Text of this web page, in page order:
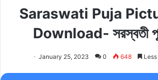
Saraswati Puja
Download- সরস্বতী
January 25, 2023 0 648 Less